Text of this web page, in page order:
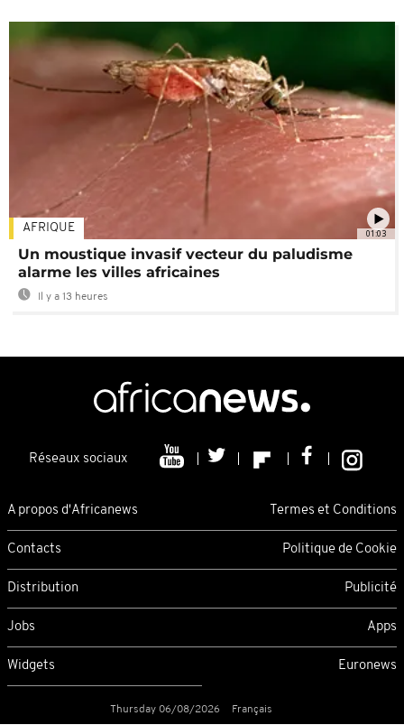
01:03
AFRIQUE
Un moustique invasif vecteur du paludisme
alarme les villes africaines
Il y a 13 heures
Réseaux sociaux
A propos d'Africanews Termes et Conditions
Contacts Politique de Cookie
Distribution Publicité
Jobs Apps
Widgets Euronews
Thursday 06/08/2026